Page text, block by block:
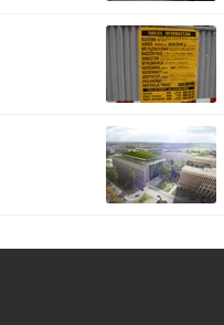
Pomnik Bohdana Smolenia